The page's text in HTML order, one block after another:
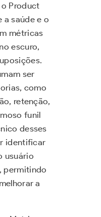
Product
a saúde e o
métricas
escuro,
ser
como
retenção,
funil
desses
identificar
usuário
permitindo
a